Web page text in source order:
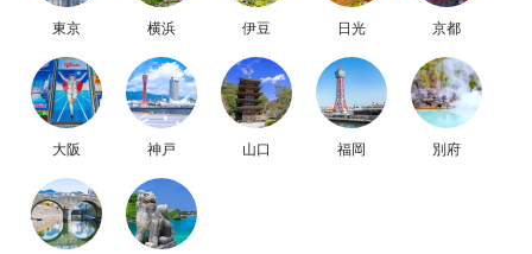
東京 横浜 伊豆 日光 京都
大阪 神戸 山口 福岡 別府